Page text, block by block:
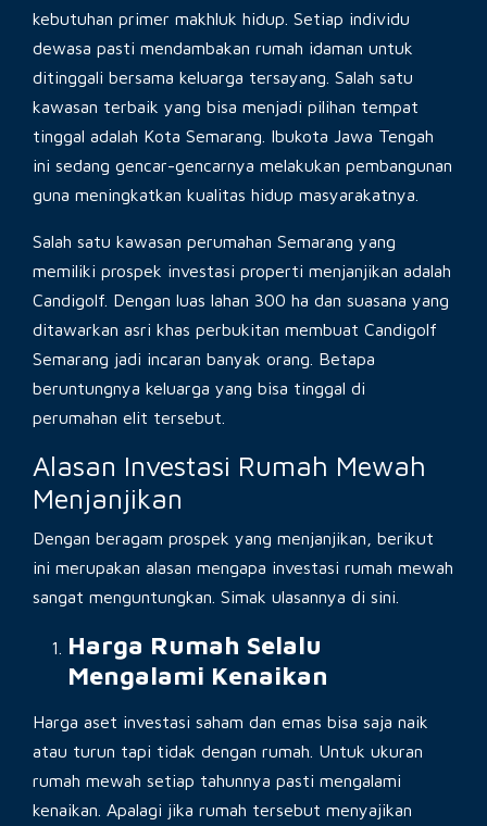
kebutuhan primer makhluk hidup. Setiap individu
dewasa pasti mendambakan rumah idaman untuk
ditinggali bersama keluarga tersayang. Salah satu
kawasan terbaik yang bisa menjadi pilihan tempat
tinggal adalah Kota Semarang. Ibukota Jawa Tengah
ini sedang gencar-gencarnya melakukan pembangunan
guna meningkatkan kualitas hidup masyarakatnya.
Salah satu kawasan perumahan Semarang yang
memiliki prospek investasi properti menjanjikan adalah
Candigolf. Dengan luas lahan 300 ha dan suasana yang
ditawarkan asri khas perbukitan membuat Candigolf
Semarang jadi incaran banyak orang. Betapa
beruntungnya keluarga yang bisa tinggal di
perumahan elit tersebut.
Alasan Investasi Rumah Mewah
Menjanjikan
Dengan beragam prospek yang menjanjikan, berikut
ini merupakan alasan mengapa investasi rumah mewah
sangat menguntungkan. Simak ulasannya di sini.
Harga Rumah Selalu
Mengalami Kenaikan
Harga aset investasi saham dan emas bisa saja naik
atau turun tapi tidak dengan rumah. Untuk ukuran
rumah mewah setiap tahunnya pasti mengalami
kenaikan. Apalagi jika rumah tersebut menyajikan